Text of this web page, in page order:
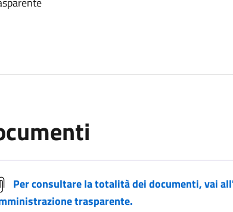
Per consultare la totalità dei documenti, vai
trasparente.